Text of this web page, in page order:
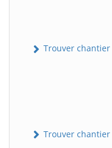
Trouver
Trouver